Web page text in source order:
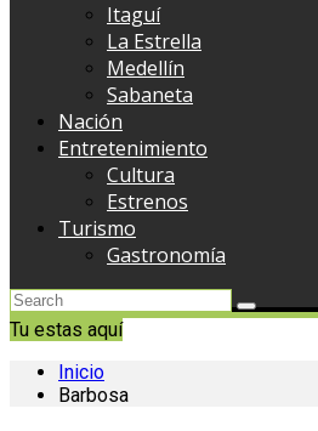
Itaguí
La Estrella
Medellín
Sabaneta
Nación
Entretenimiento
Cultura
Estrenos
Turismo
Gastronomía
Tu estas aquí
Inicio
Barbosa